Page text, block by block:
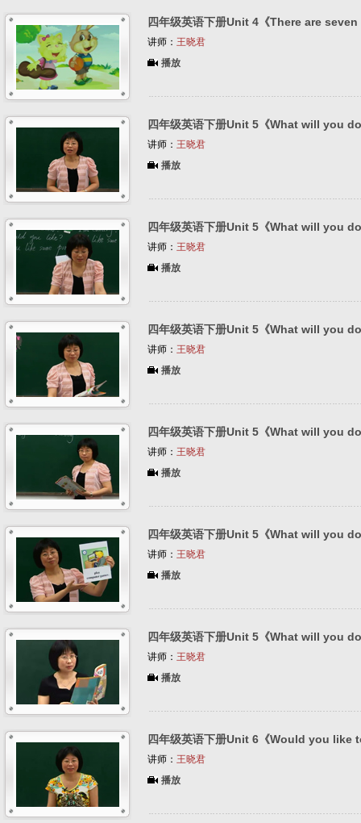
四年级英语下册Unit 4《There are
讲师： 王晓君
播放
四年级英语下册Unit 5《What will you
讲师： 王晓君
播放
四年级英语下册Unit 5《What will you
讲师： 王晓君
播放
四年级英语下册Unit 5《What will you
讲师： 王晓君
播放
四年级英语下册Unit 5《What will you
讲师： 王晓君
播放
四年级英语下册Unit 5《What will you
讲师： 王晓君
播放
四年级英语下册Unit 5《What will you
讲师： 王晓君
播放
四年级英语下册Unit 6《Would you
讲师： 王晓君
播放